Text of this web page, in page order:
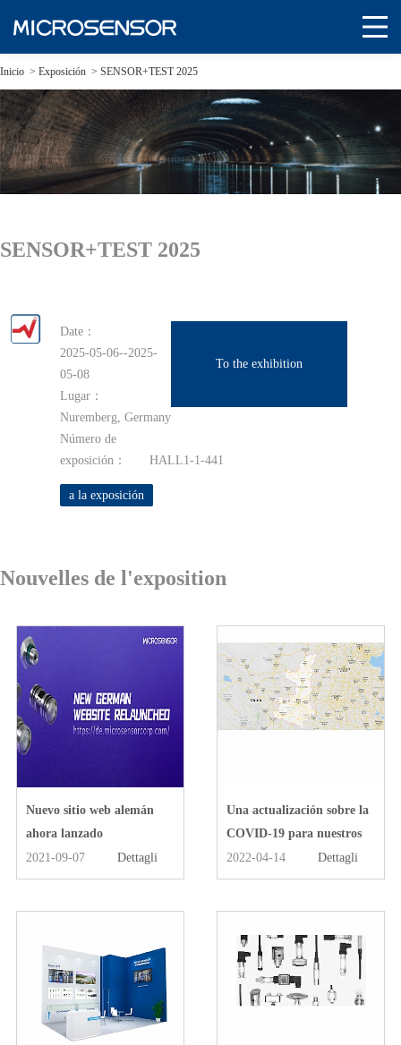
Inicio > Exposición > SENSOR+TEST 2025
SENSOR+TEST 2025
To the exhibition
Date：
2025-05-06--2025-
05-08
Lugar：
Nuremberg, Germany
Número de
exposición：
HALL1-1-441
a la exposición
Nouvelles de l'exposition
Nuevo sitio web alemán
ahora lanzado
2021-09-07 Dettagli
Una actualización sobre la
COVID-19 para nuestros
clientes y socios
2022-04-14 Dettagli